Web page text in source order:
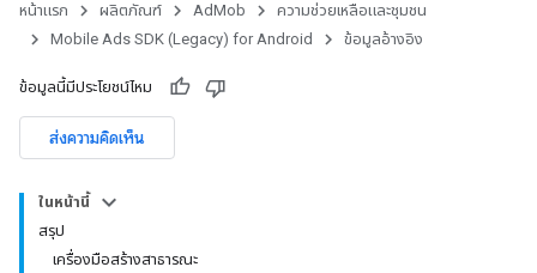
หน้าแรก ผลิตภัณฑ์ AdMob
ความช่วยเหลือและชุมชน
Mobile Ads SDK (Legacy) for Android
ข้อมูลอ้างอิง
ข้อมูลนี้มีประโยชน์ไหม
ส่งความคิดเห็น
ในหน้านี้
สรุป
เครื่องมือสร้างสาธารณะ